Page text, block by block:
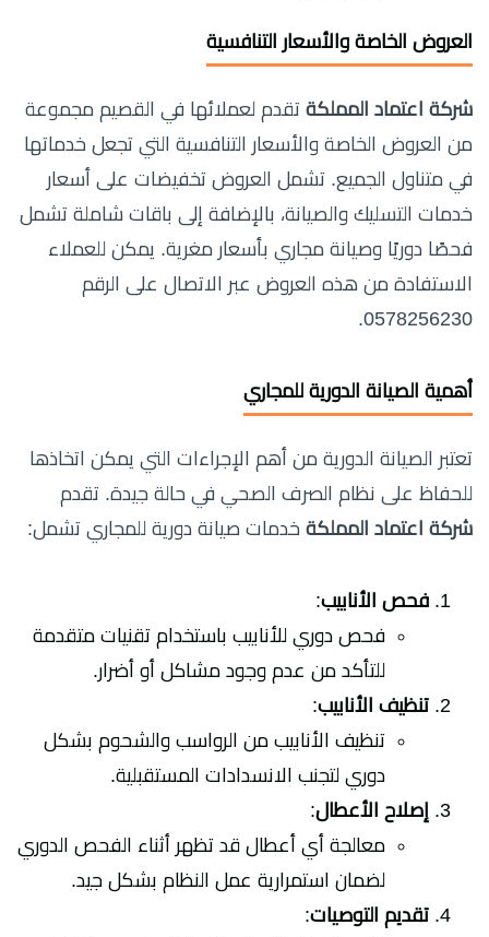
العروض الخاصة والأسعار التنافسية
شركة اعتماد المملكة تقدم لعملائها في القصيم مجموعة
من العروض الخاصة والأسعار التنافسية التي تجعل خدماتها
في متناول الجميع. تشمل العروض تخفيضات على أسعار
خدمات التسليك والصيانة، بالإضافة إلى باقات شاملة تشمل
فحصًا دوريًا وصيانة مجاري بأسعار مغرية. يمكن للعملاء
الاستفادة من هذه العروض عبر الاتصال على الرقم
0578256230.
أهمية الصيانة الدورية للمجاري
تعتبر الصيانة الدورية من أهم الإجراءات التي يمكن اتخاذها
للحفاظ على نظام الصرف الصحي في حالة جيدة. تقدم
شركة اعتماد المملكة خدمات صيانة دورية للمجاري تشمل:
فحص الأنابيب:
فحص دوري للأنابيب باستخدام تقنيات متقدمة
للتأكد من عدم وجود مشاكل أو أضرار.
تنظيف الأنابيب:
تنظيف الأنابيب من الرواسب والشحوم بشكل
دوري لتجنب الانسدادات المستقبلية.
إصلاح الأعطال:
معالجة أي أعطال قد تظهر أثناء الفحص الدوري
لضمان استمرارية عمل النظام بشكل جيد.
تقديم التوصيات: